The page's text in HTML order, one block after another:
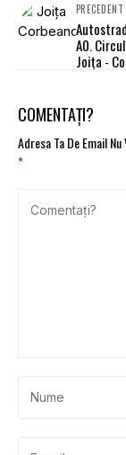
PRECEDENT
A0.
Joița -
COMENTAȚI?
Adresa Ta De Email
*